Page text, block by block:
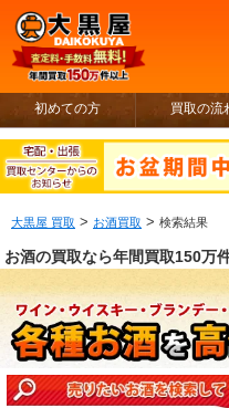
初めての方 買取の流
大黒屋 買取 > お酒買取 > 検索結果
お酒の買取なら年間買取150万